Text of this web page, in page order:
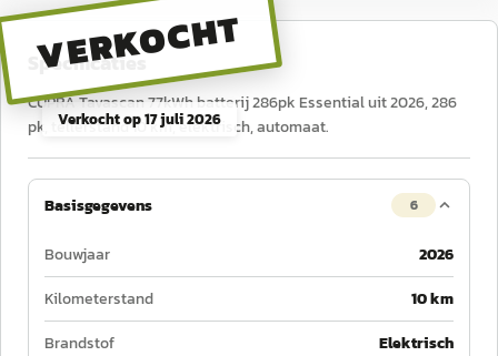
VERKOCHT
Verkocht op17 juli 2026
Specificaties
CUPRA Tavascan 77kWh batterij 286pk Essential uit 2026, 286
pk, tellerstand 10 km, elektrisch, automaat.
Basisgegevens 6
Bouwjaar
2026
Kilometerstand
10 km
Brandstof
Elektrisch